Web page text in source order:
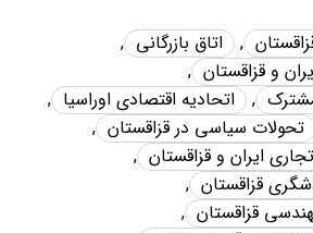
, اتاق بازرگانی ,
و قزاقستان ,
مشترک , اتحادیه اقتصادی اوراسیا ,
تحولات سیاسی در قزاقستان ,
ایران و قزاقستان ,
قزاقستان ,
قزاقستان ,